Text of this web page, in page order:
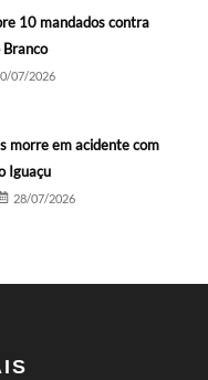
10 mandados contra
07/2026
morre em acidente com
Iguaçu
28/07/2026